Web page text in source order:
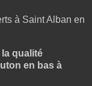
à Saint Alban en
qualité
en bas à